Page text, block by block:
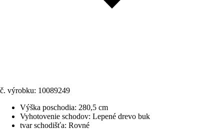
č. výrobku: 10089249
Výška poschodia: 280,5 cm
Vyhotovenie schodov: Lepené drevo buk
tvar schodišťa: Rovné